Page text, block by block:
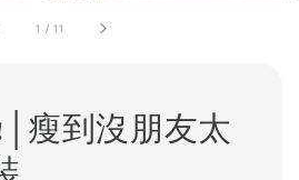
1 /11
瘦到沒朋友太